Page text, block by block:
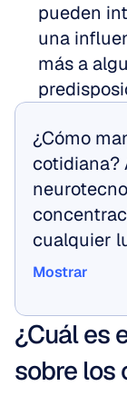
pueden
una
más a
¿Cómo
cotidiana?
cualquier
Mostrar
¿Cuál es
sobre los